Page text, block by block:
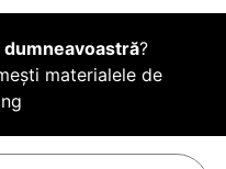
dumneavoastră?
materialele de